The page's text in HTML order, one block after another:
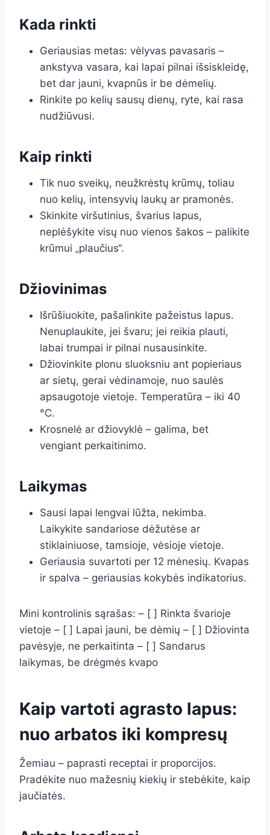
Kada rinkti
Geriausias metas: vėlyvas pavasaris –
ankstyva vasara, kai lapai pilnai išsiskleidę,
bet dar jauni, kvapnūs ir be dėmelių.
Rinkite po kelių sausų dienų, ryte, kai rasa
nudžiūvusi.
Kaip rinkti
Tik nuo sveikų, neužkrėstų krūmų, toliau
nuo kelių, intensyvių laukų ar pramonės.
Skinkite viršutinius, švarius lapus,
neplėšykite visų nuo vienos šakos – palikite
krūmui „plaučius“.
Džiovinimas
Išrūšiuokite, pašalinkite pažeistus lapus.
Nenuplaukite, jei švaru; jei reikia plauti,
labai trumpai ir pilnai nusausinkite.
Džiovinkite plonu sluoksniu ant popieriaus
ar sietų, gerai vėdinamoje, nuo saulės
apsaugotoje vietoje. Temperatūra – iki 40
°C.
Krosnelė ar džiovyklė – galima, bet
vengiant perkaitinimo.
Laikymas
Sausi lapai lengvai lūžta, nekimba.
Laikykite sandariose dėžutėse ar
stiklainiuose, tamsioje, vėsioje vietoje.
Geriausia suvartoti per 12 mėnesių. Kvapas
ir spalva – geriausias kokybės indikatorius.
Mini kontrolinis sąrašas: – [ ] Rinkta švarioje
vietoje – [ ] Lapai jauni, be dėmių – [ ] Džiovinta
pavėsyje, ne perkaitinta – [ ] Sandarus
laikymas, be drėgmės kvapo
Kaip vartoti agrasto lapus:
nuo arbatos iki kompresų
Žemiau – paprasti receptai ir proporcijos.
Pradėkite nuo mažesnių kiekių ir stebėkite, kaip
jaučiatės.